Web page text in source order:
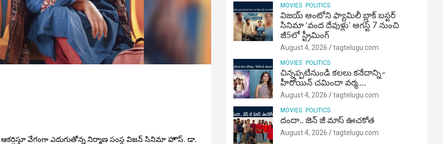
వేగంగా ఎదుగుతోన్న‌ నిర్మాణ సంస్థ విజన్ సినిమా హౌస్. డా.
MOVIES POLITICS
విజ‌య్ ఆంటోని ఫ్యామిలీ బ్లాక్ బ‌స్ట‌ర్‌
సినిమా ‘వంద దేవుళ్లు’ ఆగస్ట్ 7 నుంచి
జీ5లో స్ట్రీమింగ్
August 4, 2026 tagtelugu.com
MOVIES POLITICS
చిన్నప్పటినుండి కలలు కనేదాన్ని–
హీరోయిన్‌ చమిందా వర్మ….
August 4, 2026 tagtelugu.com
MOVIES POLITICS
దందా.. జెన్ జీ మాస్ ఊచకోత
August 4, 2026 tagtelugu.com